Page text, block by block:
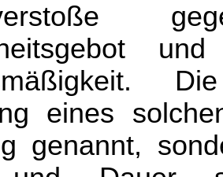
eines
genannt,